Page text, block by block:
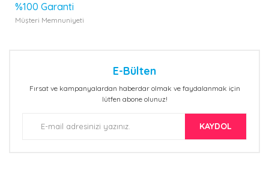
%100 Garanti
Müşteri Memnuniyeti
E-Bülten
Fırsat ve kampanyalardan haberdar olmak ve faydalanmak için
lütfen abone olunuz!
KAYDOL